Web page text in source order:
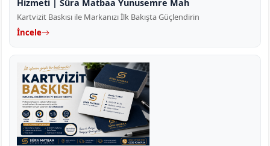
Hizmeti | Süra Matbaa Yunusemre Mah
Kartvizit Baskısı ile Markanızı İlk Bakışta Güçlendirin
İncele